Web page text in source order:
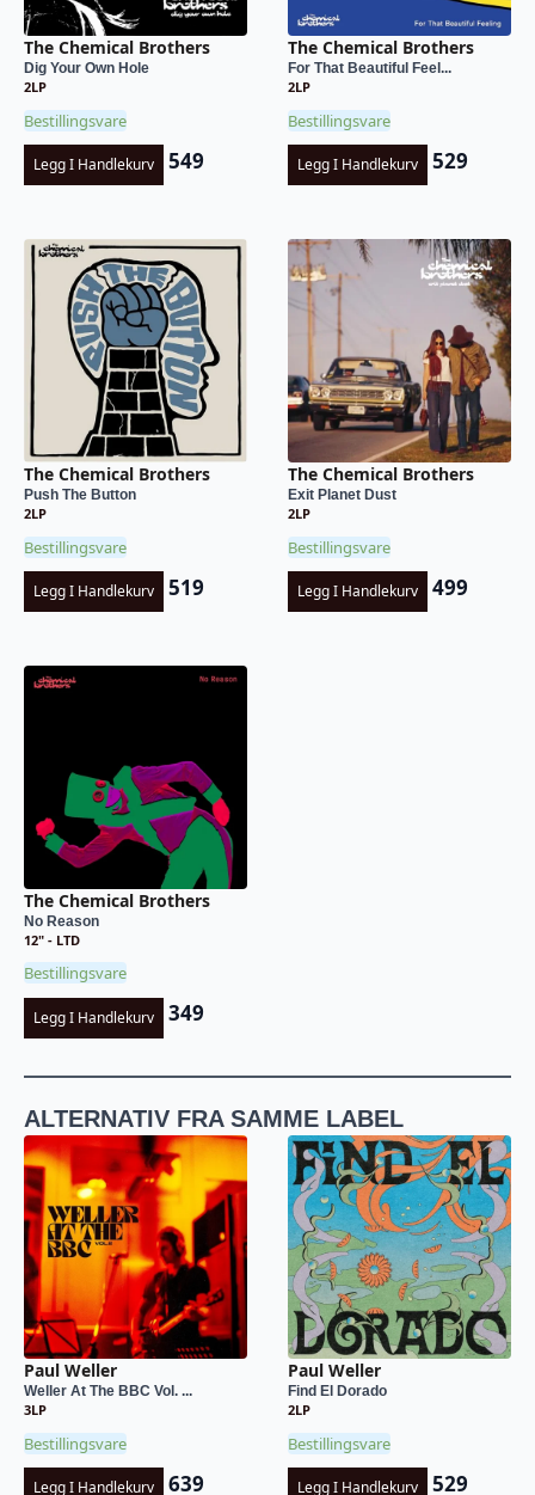
The Chemical Brothers
Dig Your Own Hole
2LP
Bestillingsvare
Legg I Handlekurv 549
The Chemical Brothers
For That Beautiful Feel...
2LP
Bestillingsvare
Legg I Handlekurv 529
The Chemical Brothers
Push The Button
2LP
Bestillingsvare
Legg I Handlekurv 519
The Chemical Brothers
Exit Planet Dust
2LP
Bestillingsvare
Legg I Handlekurv 499
The Chemical Brothers
No Reason
12" - LTD
Bestillingsvare
Legg I Handlekurv 349
ALTERNATIV FRA SAMME LABEL
Paul Weller
Weller At The BBC Vol. ...
3LP
Bestillingsvare
Legg I Handlekurv 639
Paul Weller
Find El Dorado
2LP
Bestillingsvare
Legg I Handlekurv 529